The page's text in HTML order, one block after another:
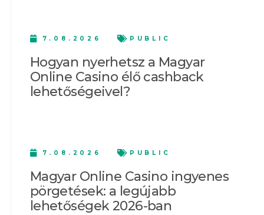
7.08.2026 PUBLIC
Hogyan nyerhetsz a Magyar
Online Casino élő cashback
lehetőségeivel?
7.08.2026 PUBLIC
Magyar Online Casino ingyenes
pörgetések: a legújabb
lehetőségek 2026-ban